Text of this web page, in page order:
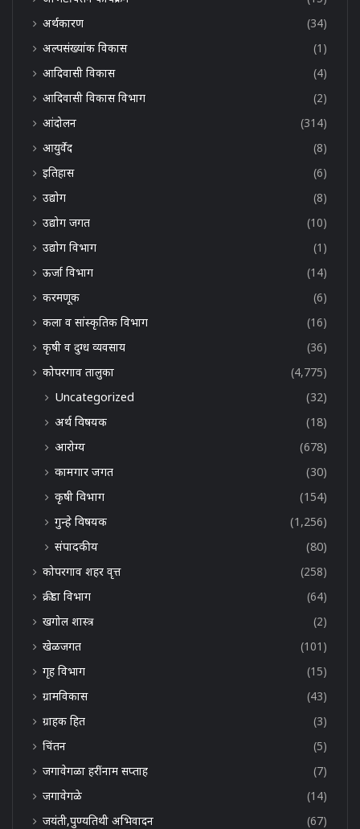
अर्थकारण
(34)
अल्पसंख्यांक विकास
(1)
आदिवासी विकास
(4)
आदिवासी विकास विभाग
(2)
आंदोलन
(314)
आयुर्वेद
(8)
इतिहास
(6)
उद्योग
(8)
उद्योग जगत
(10)
उद्योग विभाग
(1)
ऊर्जा विभाग
(14)
करमणूक
(6)
कला व सांस्कृतिक विभाग
(16)
कृषी व दुग्ध व्यवसाय
(36)
कोपरगाव तालुका
(4,775)
Uncategorized
(32)
अर्थ विषयक
(18)
आरोग्य
(678)
कामगार जगत
(30)
कृषी विभाग
(154)
गुन्हे विषयक
(1,256)
संपादकीय
(80)
कोपरगाव शहर वृत्त
(258)
क्रीडा विभाग
(64)
खगोल शास्त्र
(2)
खेळजगत
(101)
गृह विभाग
(15)
ग्रामविकास
(43)
ग्राहक हित
(3)
चिंतन
(5)
जगावेगळा हरींनाम सप्ताह
(7)
जगावेगळे
(14)
जयंती,पुण्यतिथी अभिवादन
(67)